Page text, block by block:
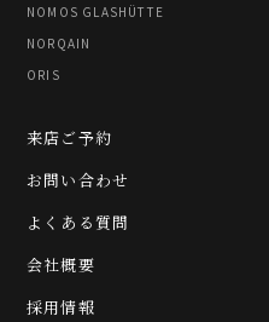
NOMOS GLASHÜTTE
NORQAIN
ORIS
来店ご予約
お問い合わせ
よくある質問
会社概要
採用情報